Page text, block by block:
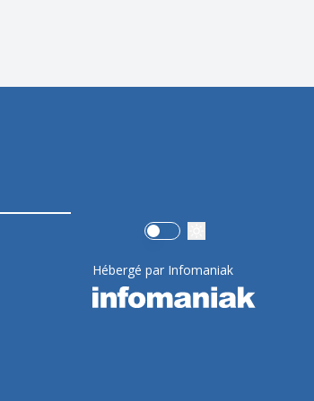
Use setting
Hébergé par Infomaniak